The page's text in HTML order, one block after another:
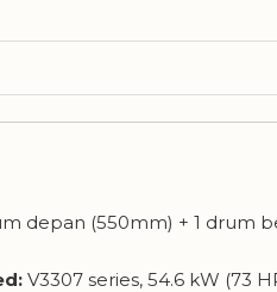
depan (550mm) + 1 drum
V3307 series, 54.6 kW (73